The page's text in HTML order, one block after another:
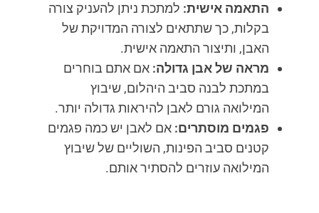
התאמה אישית: למתכת ניתן להעניק צורה
בקלות, כך שתתאים לצורה המדויקת של
האבן, ותיצור התאמה אישית.
מראה של אבן גדולה: אם אתם בוחרים
במתכת לבנה סביב היהלום, שיבוץ
המילואה גורם לאבן להיראות גדולה יותר.
פגמים מוסתרים: אם לאבן יש כמה פגמים
קטנים סביב הפינות, השוליים של שיבוץ
המילואה עוזרים להסתיר אותם.